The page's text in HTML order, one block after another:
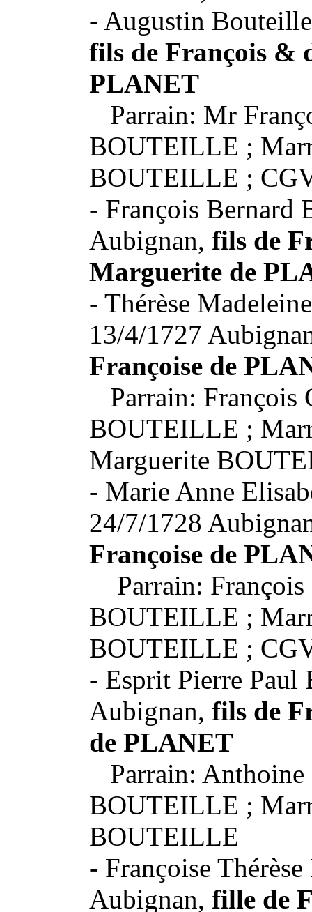
- Augustin
fils de François &
PLANET
Parrain: Mr
BOUTEILLE ;
BOUTEILLE ;
- François Bernard
Aubignan, fils de
Marguerite de
- Thérèse
13/4/1727
Françoise de
Parrain: François
BOUTEILLE ;
Marguerite
- Marie Anne
24/7/1728
Françoise de
Parrain: François
BOUTEILLE ;
BOUTEILLE ;
- Esprit Pierre
Aubignan, fils de
de PLANET
Parrain: Anthoine
BOUTEILLE ;
BOUTEILLE
- Françoise
Aubignan, fille de